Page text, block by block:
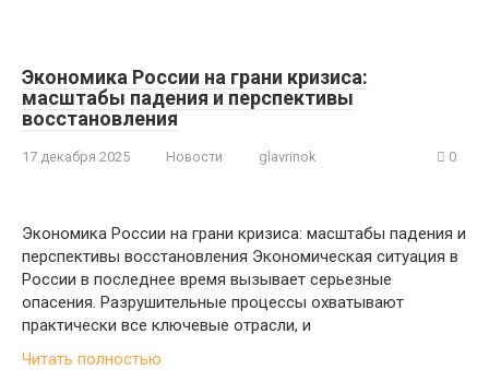
Экономика России на грани кризиса:
масштабы падения и перспективы
восстановления
17 декабря 2025 Новости glavrinok 0
Экономика России на грани кризиса: масштабы падения и
перспективы восстановления Экономическая ситуация в
России в последнее время вызывает серьезные
опасения. Разрушительные процессы охватывают
практически все ключевые отрасли, и
Читать полностью